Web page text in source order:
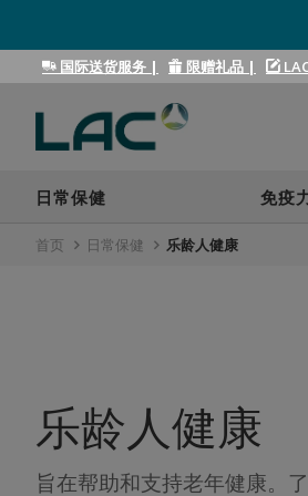
国际送货服务 | 限赠礼品 |
日常保健 免疫
首页 日常保健 乐龄人健康
乐龄人健康
旨在帮助和支持老年健康。
日常保健 (263)
大脑健康与记忆力 (19)
心血管健康 (22)
儿童健康 (14)